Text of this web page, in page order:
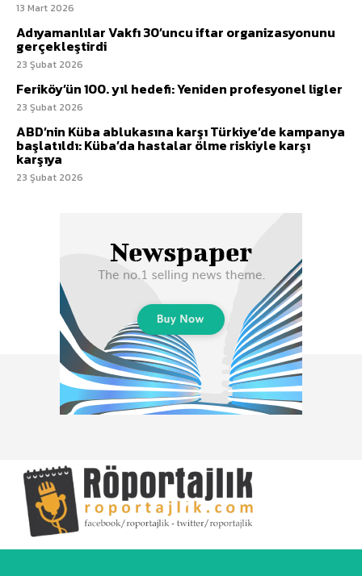
13 Mart 2026
Adıyamanlılar Vakfı 30’uncu iftar organizasyonunu
gerçekleştirdi
23 Şubat 2026
Feriköy’ün 100. yıl hedefi: Yeniden profesyonel ligler
23 Şubat 2026
ABD’nin Küba ablukasına karşı Türkiye’de kampanya
başlatıldı: Küba’da hastalar ölme riskiyle karşı
karşıya
23 Şubat 2026